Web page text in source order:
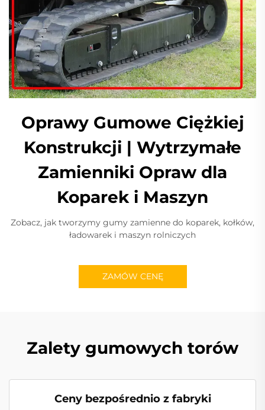
Oprawy Gumowe Ciężkiej
Konstrukcji | Wytrzymałe
Zamienniki Opraw dla
Koparek i Maszyn
Zobacz, jak tworzymy gumy zamienne do koparek, kołków,
ładowarek i maszyn rolniczych
ZAMÓW CENĘ
Zalety gumowych torów
Ceny bezpośrednio z fabryki